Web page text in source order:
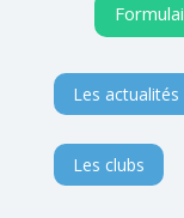
Les actualités
Les clubs